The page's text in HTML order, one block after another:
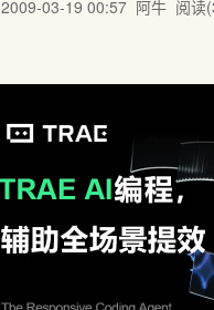
2009-03-19 00:57 阿牛阅读(